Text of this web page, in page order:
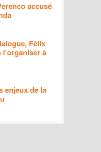
accusé
Félix
à
enjeux de la